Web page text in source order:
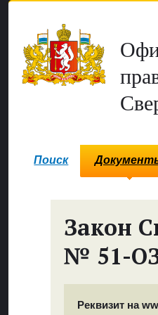
Поиск
Закон
№ 51-
Реквизит на